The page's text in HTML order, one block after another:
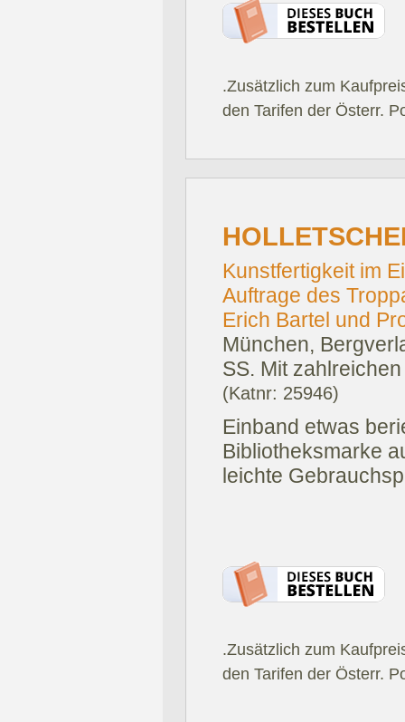
.Zusätzlich zum
den Tarifen der Österr.
Kunstfertigkeit im
Auftrage des
Erich Bartel und
München,
SS. Mit
(Katnr: 25946)
Einband etwas
Bibliotheksmarke
leichte
.Zusätzlich zum
den Tarifen der Österr.